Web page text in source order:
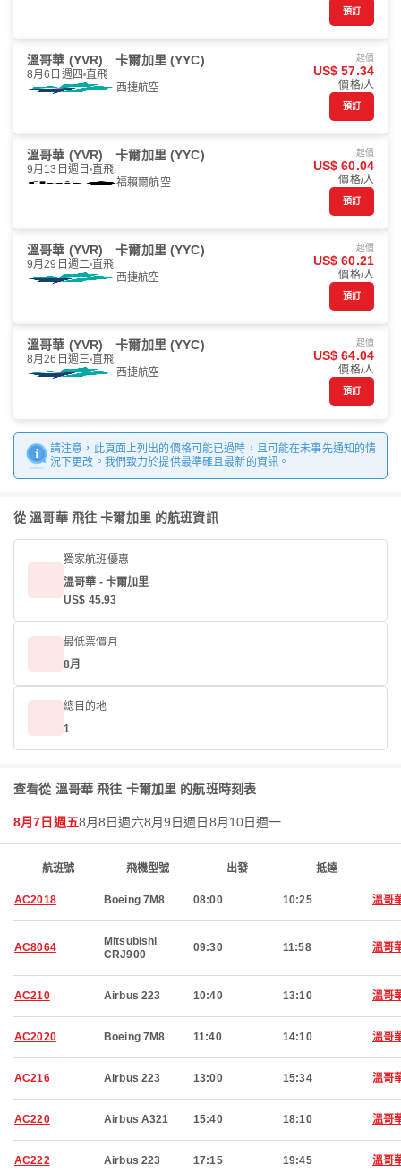
預訂
溫哥華 (YVR) 卡爾加里 (YYC)
8月6日週四 直飛
西捷航空
起價
US$ 57.34
價格/人
預訂
溫哥華 (YVR) 卡爾加里 (YYC)
9月13日週日 直飛
福賴爾航空
起價
US$ 60.04
價格/人
預訂
溫哥華 (YVR) 卡爾加里 (YYC)
9月29日週二 直飛
西捷航空
起價
US$ 60.21
價格/人
預訂
溫哥華 (YVR) 卡爾加里 (YYC)
8月26日週三 直飛
西捷航空
起價
US$ 64.04
價格/人
預訂
請注意，此頁面上列出的價格可能已過時，且可能在未事先通知的情
況下更改。我們致力於提供最準確且最新的資訊。
從 溫哥華 飛往 卡爾加里 的航班資訊
獨家航班優惠
溫哥華 - 卡爾加里
US$ 45.93
最低票價月
8月
總目的地
1
查看從 溫哥華 飛往 卡爾加里 的航班時刻表
8月7日週五8月8日週六8月9日週日 8月10日週一
航班號 飛機型號 出發 抵達
AC2018 Boeing 7M8 08:00 10:25 溫哥
AC8064
Mitsubishi
CRJ900
09:30 11:58 溫哥
AC210 Airbus 223 10:40 13:10 溫哥
AC2020 Boeing 7M8 11:40 14:10 溫哥
AC216 Airbus 223 13:00 15:34 溫哥
AC220 Airbus A321 15:40 18:10 溫哥
AC222 Airbus 223 17:15 19:45 溫哥